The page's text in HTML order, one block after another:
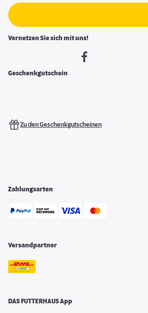
Vernetzen Sie sich mit uns!
Geschenkgutschein
Zu den Geschenkgutscheinen
Zahlungsarten
Versandpartner
DAS FUTTERHAUS App